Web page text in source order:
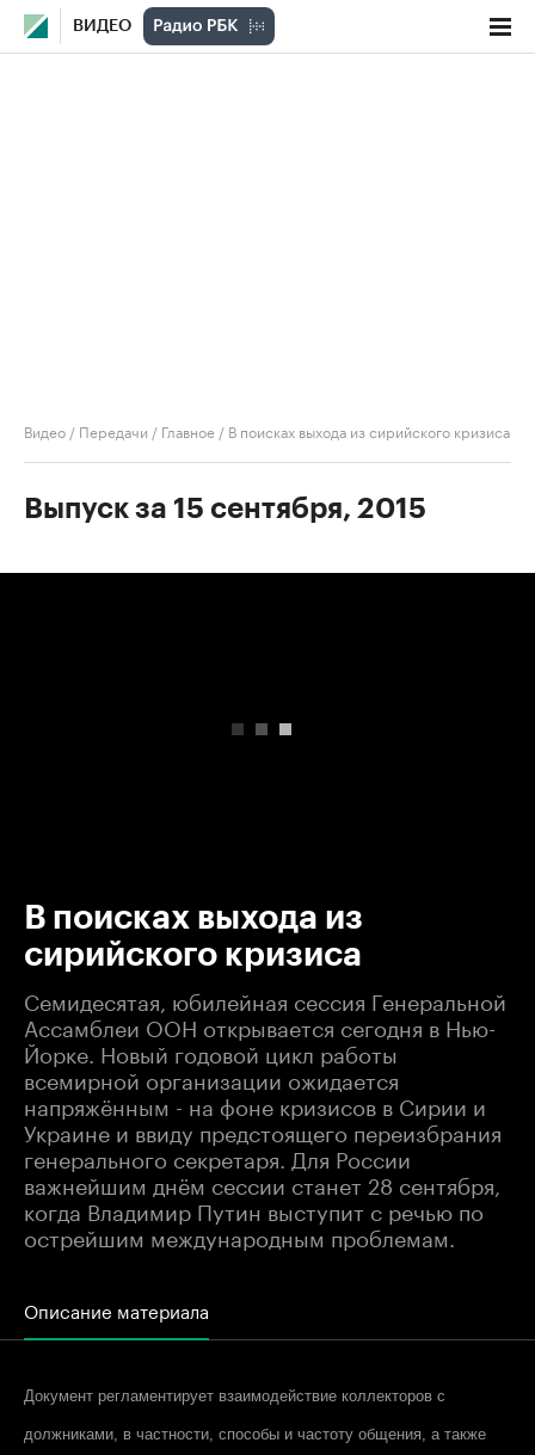
ВИДЕО
Видео / Передачи / Главное / В поисках выхода из сирийского кризиса
Выпуск за 15 сентября, 2015
В поисках выхода из
сирийского кризиса
Семидесятая, юбилейная сессия Генеральной
Ассамблеи ООН открывается сегодня в Нью-
Йорке. Новый годовой цикл работы
всемирной организации ожидается
напряжённым - на фоне кризисов в Сирии и
Украине и ввиду предстоящего переизбрания
генерального секретаря. Для России
важнейшим днём сессии станет 28 сентября,
когда Владимир Путин выступит с речью по
острейшим международным проблемам.
Описание материала
Документ регламентирует взаимодействие коллекторов с
должниками, в частности, способы и частоту общения, а также